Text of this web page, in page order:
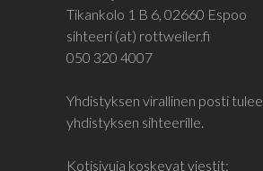
Tikankolo 1 B 6, 02660 Espoo
sihteeri (at) rottweiler.fi
050 320 4007
Yhdistyksen virallinen posti
yhdistyksen sihteerille.
Kotisivuja koskevat viestit: